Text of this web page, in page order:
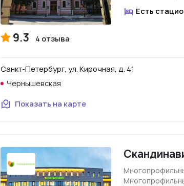
Есть
9.3 4 отзыва
Санкт-Петербург, ул. Кирочная, д. 41
Чернышевская
Показать на карте